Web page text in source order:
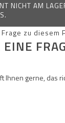
NICHT AM
Ihnen gerne, das